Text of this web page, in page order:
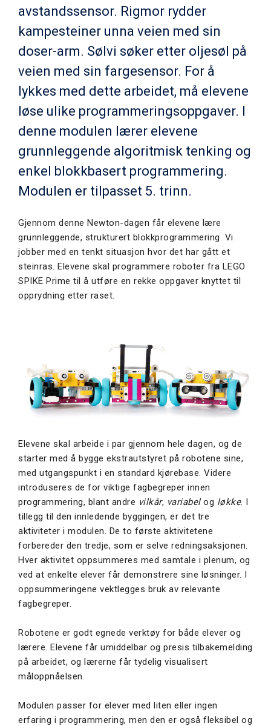
avstandssensor. Rigmor rydder
kampesteiner unna veien med sin
doser-arm. Sølvi søker etter oljesøl på
veien med sin fargesensor. For å
lykkes med dette arbeidet, må elevene
løse ulike programmeringsoppgaver. I
denne modulen lærer elevene
grunnleggende algoritmisk tenking og
enkel blokkbasert programmering.
Modulen er tilpasset 5. trinn.
Gjennom denne Newton-dagen får elevene lære
grunnleggende, strukturert blokkprogrammering. Vi
jobber med en tenkt situasjon hvor det har gått et
steinras. Elevene skal programmere roboter fra LEGO
SPIKE Prime til å utføre en rekke oppgaver knyttet til
opprydning etter raset.
Elevene skal arbeide i par gjennom hele dagen, og de
starter med å bygge ekstrautstyret på robotene sine,
med utgangspunkt i en standard kjørebase. Videre
introduseres de for viktige fagbegreper innen
programmering, blant andre vilkår, variabelog løkke. I
tillegg til den innledende byggingen, er det tre
aktiviteter i modulen. De to første aktivitetene
forbereder den tredje, som er selve redningsaksjonen.
Hver aktivitet oppsummeres med samtale i plenum, og
ved at enkelte elever får demonstrere sine løsninger. I
oppsummeringene vektlegges bruk av relevante
fagbegreper.
Robotene er godt egnede verktøy for både elever og
lærere. Elevene får umiddelbar og presis tilbakemelding
på arbeidet, og lærerne får tydelig visualisert
måloppnåelsen.
Modulen passer for elever med liten eller ingen
erfaring i programmering, men den er også fleksibel og